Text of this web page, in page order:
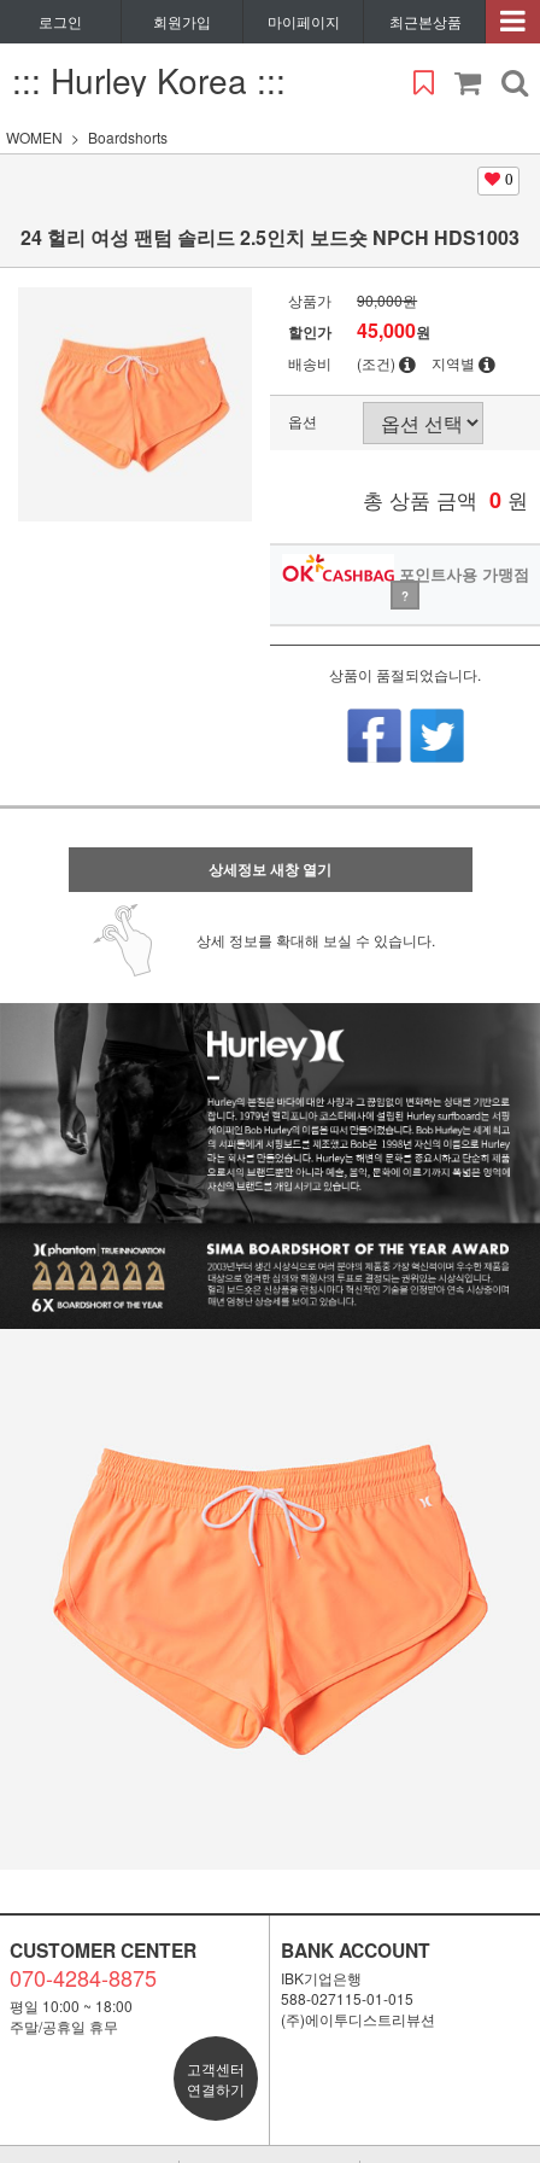
로그인 회원가입 마이페이지 최근본상품
::: Hurley Korea :::
WOMEN Boardshorts
0
24 헐리 여성 팬텀 솔리드 2.5인치 보드숏 NPCH HDS1003
상품가 90,000원
할인가 45,000원
배송비 (조건) 지역별
옵션
총 상품 금액 0 원
포인트사용 가맹점
?
상품이 품절되었습니다.
상세정보 새창 열기
상세 정보를 확대해 보실 수 있습니다.
CUSTOMER CENTER
070-4284-8875
평일 10:00 ~ 18:00
주말/공휴일 휴무
고객센터
연결하기
BANK ACCOUNT
IBK기업은행
588-027115-01-015
(주)에이투디스트리뷰션